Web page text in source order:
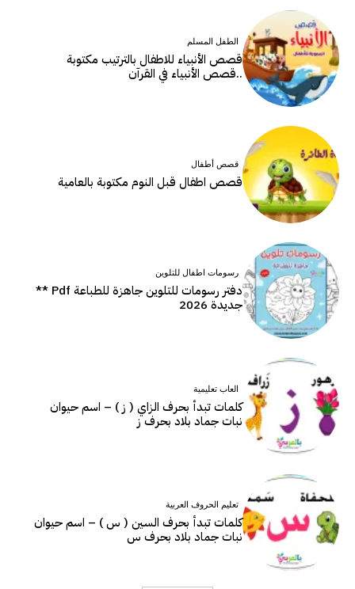
الطفل المسلم
قصص الأنبياء للاطفال بالترتيب مكتوبة
..قصص الأنبياء في القرآن
قصص أطفال
قصص اطفال قبل النوم مكتوبة بالعامية
رسومات اطفال للتلوين
دفتر رسومات للتلوين جاهزة للطباعة Pdf **
جديدة 2026
العاب تعليمية
كلمات تبدأ بحرف الزاي ( ز ) – اسم حيوان
نبات جماد بلاد بحرف ز
تعليم الحروف العربية
كلمات تبدأ بحرف السين ( س ) – اسم حيوان
نبات جماد بلاد بحرف س